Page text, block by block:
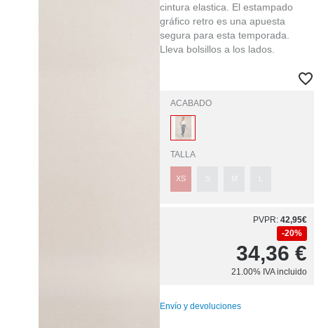
cintura elastica. El estampado
gráfico retro es una apuesta
segura para esta temporada.
Lleva bolsillos a los lados.
ACABADO
TALLA
XS M
PVPR: 42,95€
20%
34,36 €
21.00% IVA incluido
Envío y devoluciones